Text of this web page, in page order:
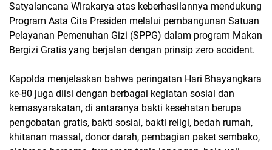
Satyalancana Wirakarya atas keberhasilannya mendukung
Program Asta Cita Presiden melalui pembangunan Satuan
Pelayanan Pemenuhan Gizi (SPPG) dalam program Makan
Bergizi Gratis yang berjalan dengan prinsip zero accident.
Kapolda menjelaskan bahwa peringatan Hari Bhayangkara
ke-80 juga diisi dengan berbagai kegiatan sosial dan
kemasyarakatan, di antaranya bakti kesehatan berupa
pengobatan gratis, bakti sosial, bakti religi, bedah rumah,
khitanan massal, donor darah, pembagian paket sembako,